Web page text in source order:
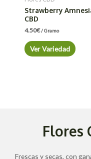
Strawberry
CBD
4.50€/ Gramo
Ver Variedad
Flores
Frescas y secas, con